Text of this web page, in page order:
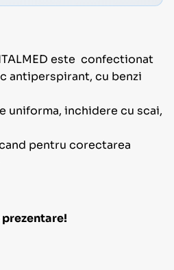
este confectionat
antiperspirant, cu benzi
uniforma, inchidere cu scai,
pentru corectarea